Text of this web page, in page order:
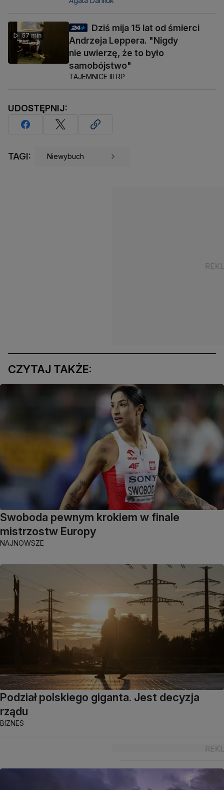
57 min
Dziś mija 15 lat od śmierci
Andrzeja Leppera. "Nigdy
nie uwierzę, że to było
samobójstwo"
TAJEMNICE III RP
UDOSTĘPNIJ:
TAGI: Niewybuch
CZYTAJ TAKŻE:
Swoboda pewnym krokiem w finale
mistrzostw Europy
NAJNOWSZE
Podział polskiego giganta. Jest decyzja
rządu
BIZNES